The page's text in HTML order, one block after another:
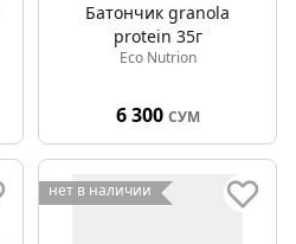
Батончик granola
protein 35г
Eco Nutrion
6 300 СУМ
нет в наличии